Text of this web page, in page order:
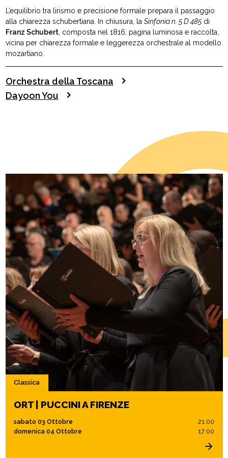
L’equilibrio tra lirismo e precisione formale prepara il passaggio
alla chiarezza schubertiana. In chiusura, la Sinfonia n. 5 D 485di
Franz Schubert, composta nel 1816, pagina luminosa e raccolta,
vicina per chiarezza formale e leggerezza orchestrale al modello
mozartiano.
Orchestra della Toscana
Dayoon You
Classica
ORT | PUCCINI A FIRENZE
sabato 03 Ottobre
21:00
domenica 04 Ottobre
17:00